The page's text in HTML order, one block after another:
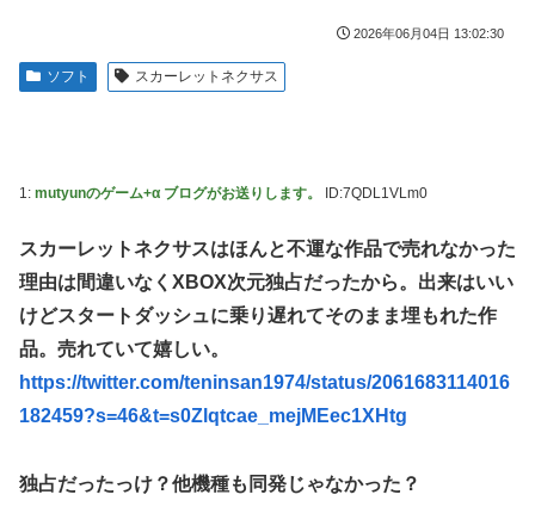
やる夫「催眠アプリを手に入れたんだけど……これ必要だっ
た？」 第29話
判決→当時17歳少年に「懲役30年」の判決
ジャンポケ斎藤と代理人のやりとり、「地獄すぎて完全にコ
ントになってる……」と衝撃を受ける人が続出中
シャウエッセン公式、またこういうのでいい丼をポスト
もしも日本全土がRPG化したらを考えるスレ
【艦これ】E3-4のラスダンは航空優勢は取るの？取らない
の？
てバウムクーヘン売ったりTikTokライブしてて悔しさと怒
りを感じた」
【画像】山ガールさん、山でラーメンを食べたらおじさんに
怒られるｗｗｗ
る
秋田県職員さん、会見をバスローブ＆喫煙スタイルで対応し
てしまい大炎上ｗ
りTikTokライブしててムカついたから示談しなかった」←
コレってさ…
海外「全部日本の真似だったのか…」 日本の普通のテレビ
番組が最新SNSの数十年先を行っていたと話題に
【動画】ロシア軍のドローンをネット発射装置で撃墜するウ
2026年06月04日 13:02:30
ソフト スカーレットネクサス
1: mutyunのゲーム+α ブログがお送りします。 ID:7QDL1VLm0
スカーレットネクサスはほんと不運な作品で売れなかった
理由は間違いなくXBOX次元独占だったから。出来はいい
けどスタートダッシュに乗り遅れてそのまま埋もれた作
品。売れていて嬉しい。
https://twitter.com/teninsan1974/status/2061683114016
182459?s=46&t=s0Zlqtcae_mejMEec1XHtg
独占だったっけ？他機種も同発じゃなかった？